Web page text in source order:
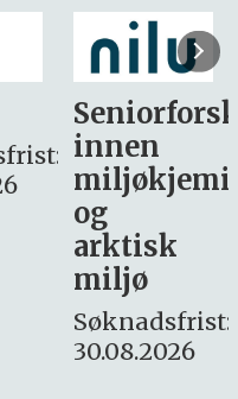
søker
– fast
Søknadsfrist:
16. august.